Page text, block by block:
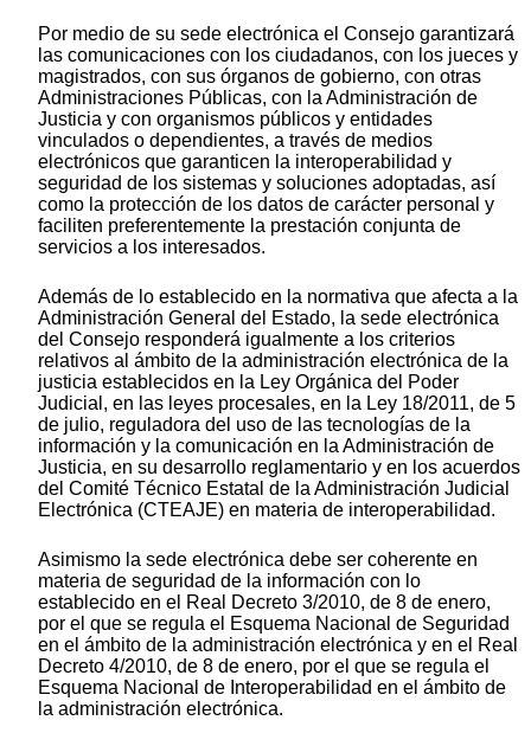
Por medio de su sede electrónica el Consejo garantizará
las comunicaciones con los ciudadanos, con los jueces y
magistrados, con sus órganos de gobierno, con otras
Administraciones Públicas, con la Administración de
Justicia y con organismos públicos y entidades
vinculados o dependientes, a través de medios
electrónicos que garanticen la interoperabilidad y
seguridad de los sistemas y soluciones adoptadas, así
como la protección de los datos de carácter personal y
faciliten preferentemente la prestación conjunta de
servicios a los interesados.
Además de lo establecido en la normativa que afecta a la
Administración General del Estado, la sede electrónica
del Consejo responderá igualmente a los criterios
relativos al ámbito de la administración electrónica de la
justicia establecidos en la Ley Orgánica del Poder
Judicial, en las leyes procesales, en la Ley 18/2011, de 5
de julio, reguladora del uso de las tecnologías de la
información y la comunicación en la Administración de
Justicia, en su desarrollo reglamentario y en los acuerdos
del Comité Técnico Estatal de la Administración Judicial
Electrónica (CTEAJE) en materia de interoperabilidad.
Asimismo la sede electrónica debe ser coherente en
materia de seguridad de la información con lo
establecido en el Real Decreto 3/2010, de 8 de enero,
por el que se regula el Esquema Nacional de Seguridad
en el ámbito de la administración electrónica y en el Real
Decreto 4/2010, de 8 de enero, por el que se regula el
Esquema Nacional de Interoperabilidad en el ámbito de
la administración electrónica.